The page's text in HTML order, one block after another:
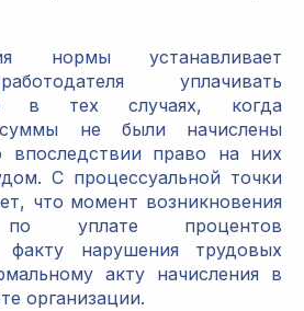
нормы устанавливает
уплачивать
в тех случаях, когда
не были начислены
впоследствии право на них
С процессуальной точки
что момент возникновения
по уплате процентов
факту нарушения трудовых
акту начисления в
организации.